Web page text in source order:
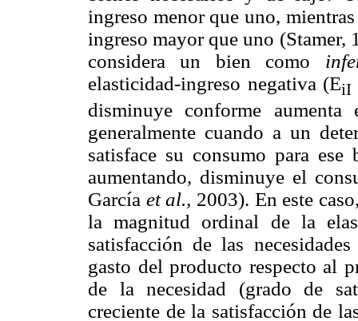
ingreso menor que uno,
ingreso mayor que uno
considera un bien como
elasticidad-ingreso negativa (EiI
disminuye conforme
generalmente cuando a un
satisface su consumo para
aumentando, disminuye el
García et al., 2003). En este
la magnitud ordinal de la
satisfacción de las
gasto del producto respecto al
de la necesidad (grado de
creciente de la satisfacción de